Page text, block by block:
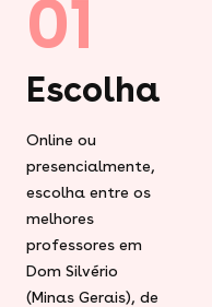
01
Escolha
Online ou
presencialmente,
escolha entre os
melhores
professores em
Dom Silvério
(Minas Gerais), de